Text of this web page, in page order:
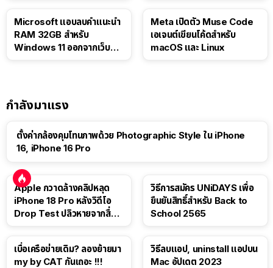
Microsoft แอบลบคำแนะนำ
RAM 32GB สำหรับ
Windows 11 ออกจากเว็บตัว
Meta เปิดตัว Muse Code
เอเจนต์เขียนโค้ดสำหรับ
macOS และ Linux
กำลังมาแรง
ตั้งค่ากล้องคุมโทนภาพด้วย Photographic Style ใน iPhone
16, iPhone 16 Pro
Apple กวาดล้างคลิปหลุด
iPhone 18 Pro หลังวิดีโอ
Drop Test ปลิวหายจากสื่อ
วิธีการสมัคร UNiDAYS เพื่อ
ยืนยันสิทธิ์สำหรับ Back to
School 2565
เบื่อเครือข่ายเดิม? ลองย้ายมา
my by CAT กันเถอะ !!!
วิธีลบแอป, uninstall แอปบน
Mac อัปเดต 2023